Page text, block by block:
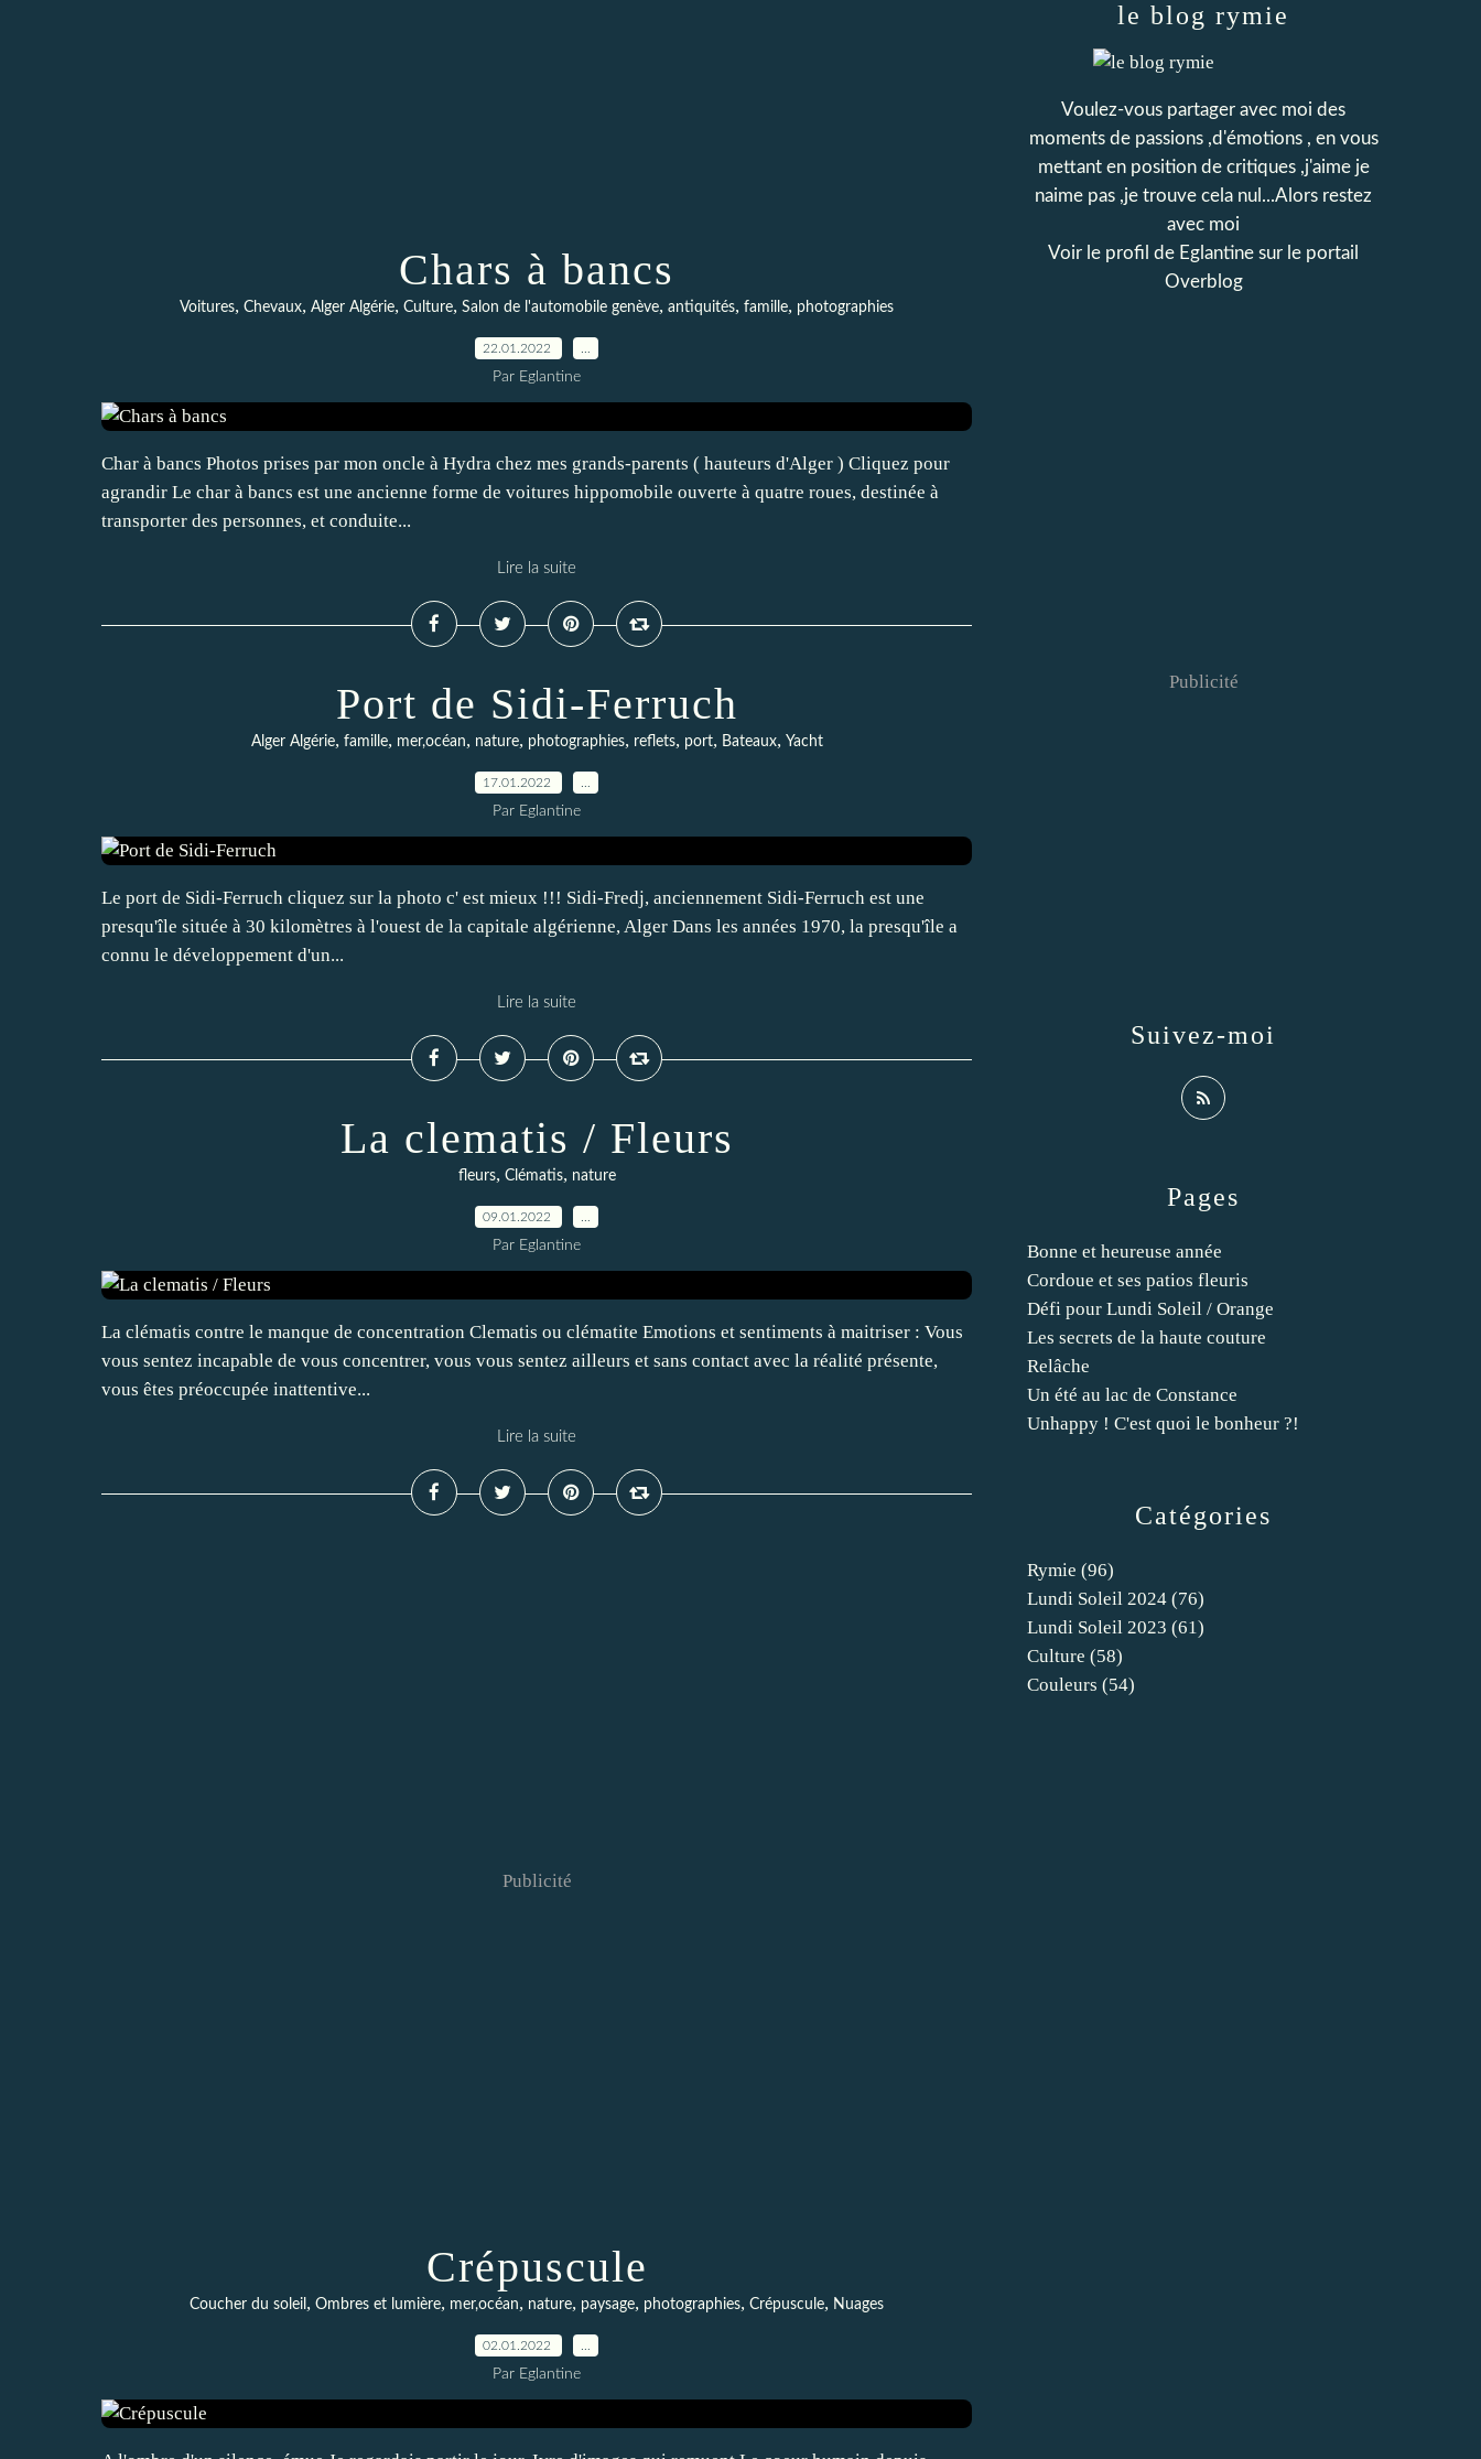
Chars à bancs
Voitures, Chevaux, Alger Algérie, Culture, Salon de l'automobile genève, antiquités, famille, photographies
22.01.2022
Par Eglantine
Char à bancs Photos prises par mon oncle à Hydra chez mes grands-parents ( hauteurs d'Alger ) Cliquez pour
agrandir Le char à bancs est une ancienne forme de voitures hippomobile ouverte à quatre roues, destinée à
transporter des personnes, et conduite...
Lire la suite
Port de Sidi-Ferruch
Alger Algérie, famille, mer,océan, nature, photographies, reflets, port, Bateaux, Yacht
17.01.2022
Par Eglantine
Le port de Sidi-Ferruch cliquez sur la photo c' est mieux !!! Sidi-Fredj, anciennement Sidi-Ferruch est une
presqu'île située à 30 kilomètres à l'ouest de la capitale algérienne, Alger Dans les années 1970, la presqu'île a
connu le développement d'un...
Lire la suite
La clematis / Fleurs
fleurs, Clématis, nature
09.01.2022
Par Eglantine
La clématis contre le manque de concentration Clematis ou clématite Emotions et sentiments à maitriser : Vous
vous sentez incapable de vous concentrer, vous vous sentez ailleurs et sans contact avec la réalité présente,
vous êtes préoccupée inattentive...
Lire la suite
Publicité
Crépuscule
Coucher du soleil , Ombres et lumière, mer,océan, nature, paysage, photographies, Crépuscule, Nuages
02.01.2022
Par Eglantine
Catégories
Rymie (96)
Lundi Soleil 2024 (76)
Lundi Soleil 2023 (61)
Culture (58)
Couleurs (54)
Pages
Bonne et heureuse année
Cordoue et ses patios fleuris
Défi pour Lundi Soleil / Orange
Les secrets de la haute couture
Relâche
Un été au lac de Constance
Unhappy ! C'est quoi le bonheur ?!
le blog rymie
Voulez-vous partager avec moi des
moments de passions ,d'émotions , en vous
mettant en position de critiques ,j'aime je
naime pas ,je trouve cela nul...Alors restez
avec moi
Voir le profil de Eglantine sur le portail
Overblog
Suivez-moi
Publicité